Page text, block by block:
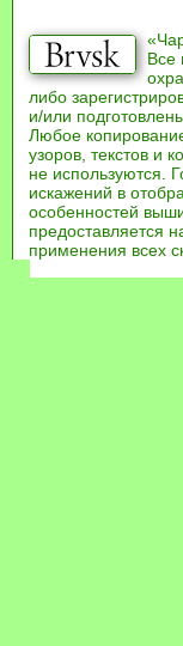
Все
либо
и/или
Любое
узоров, текстов и
не используются.
искажений в
особенностей
предоставляется
применения всех